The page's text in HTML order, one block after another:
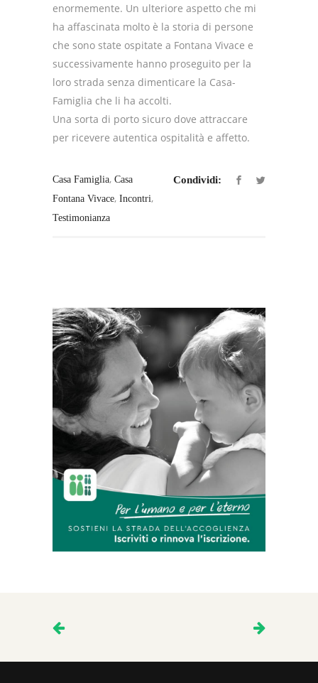
enormemente. Un ulteriore aspetto che mi
ha affascinata molto è la storia di persone
che sono state ospitate a Fontana Vivace e
successivamente hanno proseguito per la
loro strada senza dimenticare la Casa-
Famiglia che li ha accolti.
Una sorta di porto sicuro dove attraccare
per ricevere autentica ospitalità e affetto.
Casa Famiglia, Casa
Fontana Vivace, Incontri,
Testimonianza
Condividi: